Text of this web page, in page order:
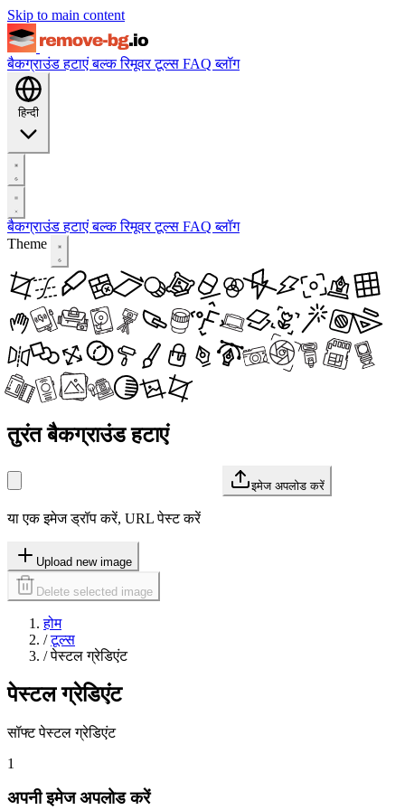
Skip to main content
बैकग्राउंड हटाएंबल्क रिमूवरटूल्स FAQब्लॉग
हिन्दी
बैकग्राउंड हटाएंबल्क रिमूवरटूल्स FAQब्लॉग
Theme
तुरंत बैकग्राउंड हटाएं
इमेज अपलोड करें
या एक इमेज ड्रॉप करें, URL पेस्ट करें
Upload new image
Delete selected image
होम
/ टूल्स
/ पेस्टल ग्रेडिएंट
पेस्टल ग्रेडिएंट
सॉफ्ट पेस्टल ग्रेडिएंट
1
अपनी इमेज अपलोड करें